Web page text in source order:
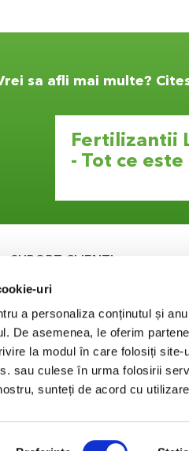
uri
a personaliza conținutul și
De asemenea, le oferim
la modul în care folosiți
sau culese în urma folosirii
sunteți de acord cu
sa afli mai multe?
Fertilizantii
- Tot ce
SUPORT CLIENTI
Contact
Securitatea platilor
Solutionarea Litigiilor